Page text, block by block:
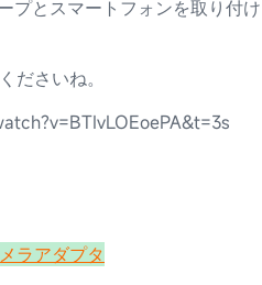
プとスマートフォンを取り付け
ださいね。
ラアダプタ